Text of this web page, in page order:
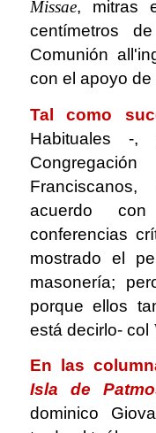
Missae, mitras
centímetros
Comunión
con el apoyo
Tal como
Habituales -
acuerdo
conferencias
mostrado el
masonería;
porque ellos
está decirlo- col
En las
Isla de
dominico